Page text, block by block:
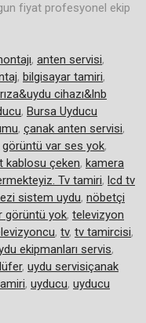
fiyat profesyonel ekip
, anten servisi,
, bilgisayar tamiri,
cihazı&lnb
, Bursa Uyducu
, çanak anten servisi,
görüntü var ses yok,
kablosu çeken, kamera
Tv tamiri, lcd tv
sistem uydu, nöbetçi
görüntü yok, televizyon
, tv, tv tamircisi,
ekipmanları servis,
, uydu servisiçanak
, uyducu, uyducu